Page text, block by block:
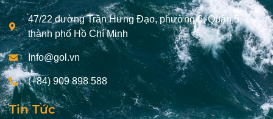
47/22 đường Trần Hưng Đạo, phường 6, Quận 5,
thành phố Hồ Chí Minh
Info@gol.vn
(+84) 909 898 588
Tin Tức